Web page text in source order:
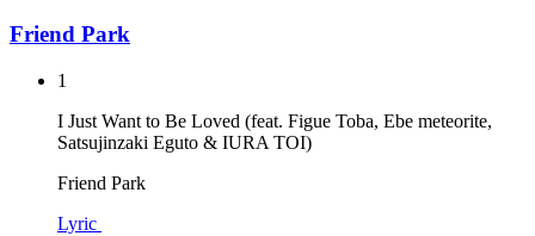
Friend Park
1
I Just Want to Be Loved (feat. Figue Toba, Ebe meteorite,
Satsujinzaki Eguto & IURA TOI)
Friend Park
Lyric